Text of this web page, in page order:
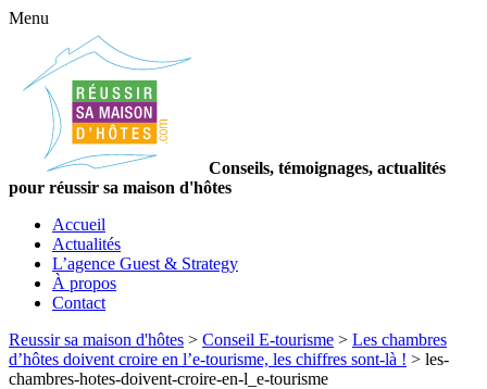
Menu
Conseils, témoignages, actualités
pour réussir sa maison d'hôtes
Accueil
Actualités
L’agence Guest & Strategy
À propos
Contact
Reussir sa maison d'hôtes > Conseil E-tourisme > Les chambres
d’hôtes doivent croire en l’e-tourisme, les chiffres sont-là ! > les-
chambres-hotes-doivent-croire-en-l_e-tourisme